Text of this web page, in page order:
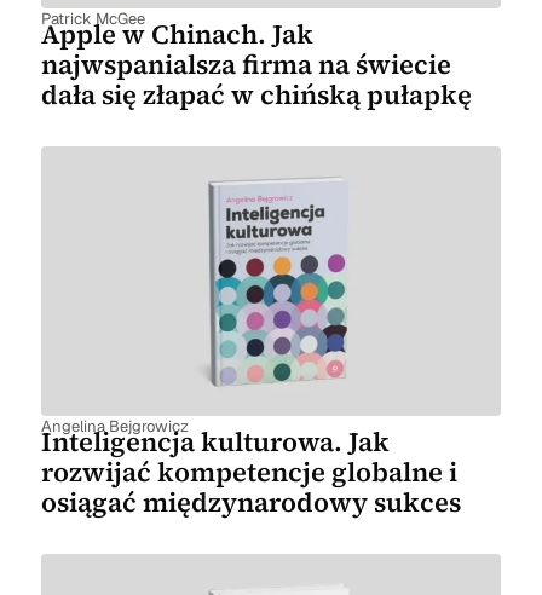
Patrick McGee
Apple w Chinach. Jak
najwspanialsza firma na świecie
dała się złapać w chińską pułapkę
Angelina Bejgrowicz
Inteligencja kulturowa. Jak
rozwijać kompetencje globalne i
osiągać międzynarodowy sukces